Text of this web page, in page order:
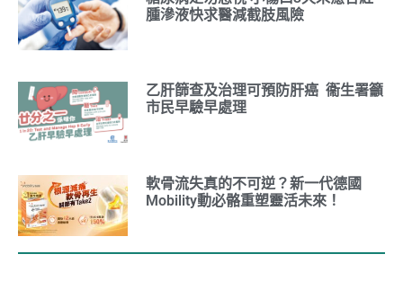
腫滲液快求醫減截肢風險
乙肝篩查及治理可預防肝癌 衞生署籲
市民早驗早處理
軟骨流失真的不可逆？新一代德國
Mobility動必骼重塑靈活未來！